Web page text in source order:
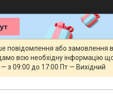
або замовлення
всю необхідну інформацію
з 09:00 до 17:00 Пт — Вихідний